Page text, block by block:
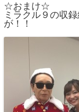
☆おまけ☆
ミラクル９の収
が！！